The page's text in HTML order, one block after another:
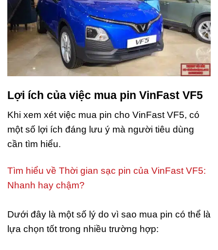
Lợi ích của việc mua pin VinFast VF5
Khi xem xét việc mua pin cho VinFast VF5, có
một số lợi ích đáng lưu ý mà người tiêu dùng
cần tìm hiểu.
Tìm hiểu về Thời gian sạc pin của VinFast VF5:
Nhanh hay chậm?
Dưới đây là một số lý do vì sao mua pin có thể là
lựa chọn tốt trong nhiều trường hợp: